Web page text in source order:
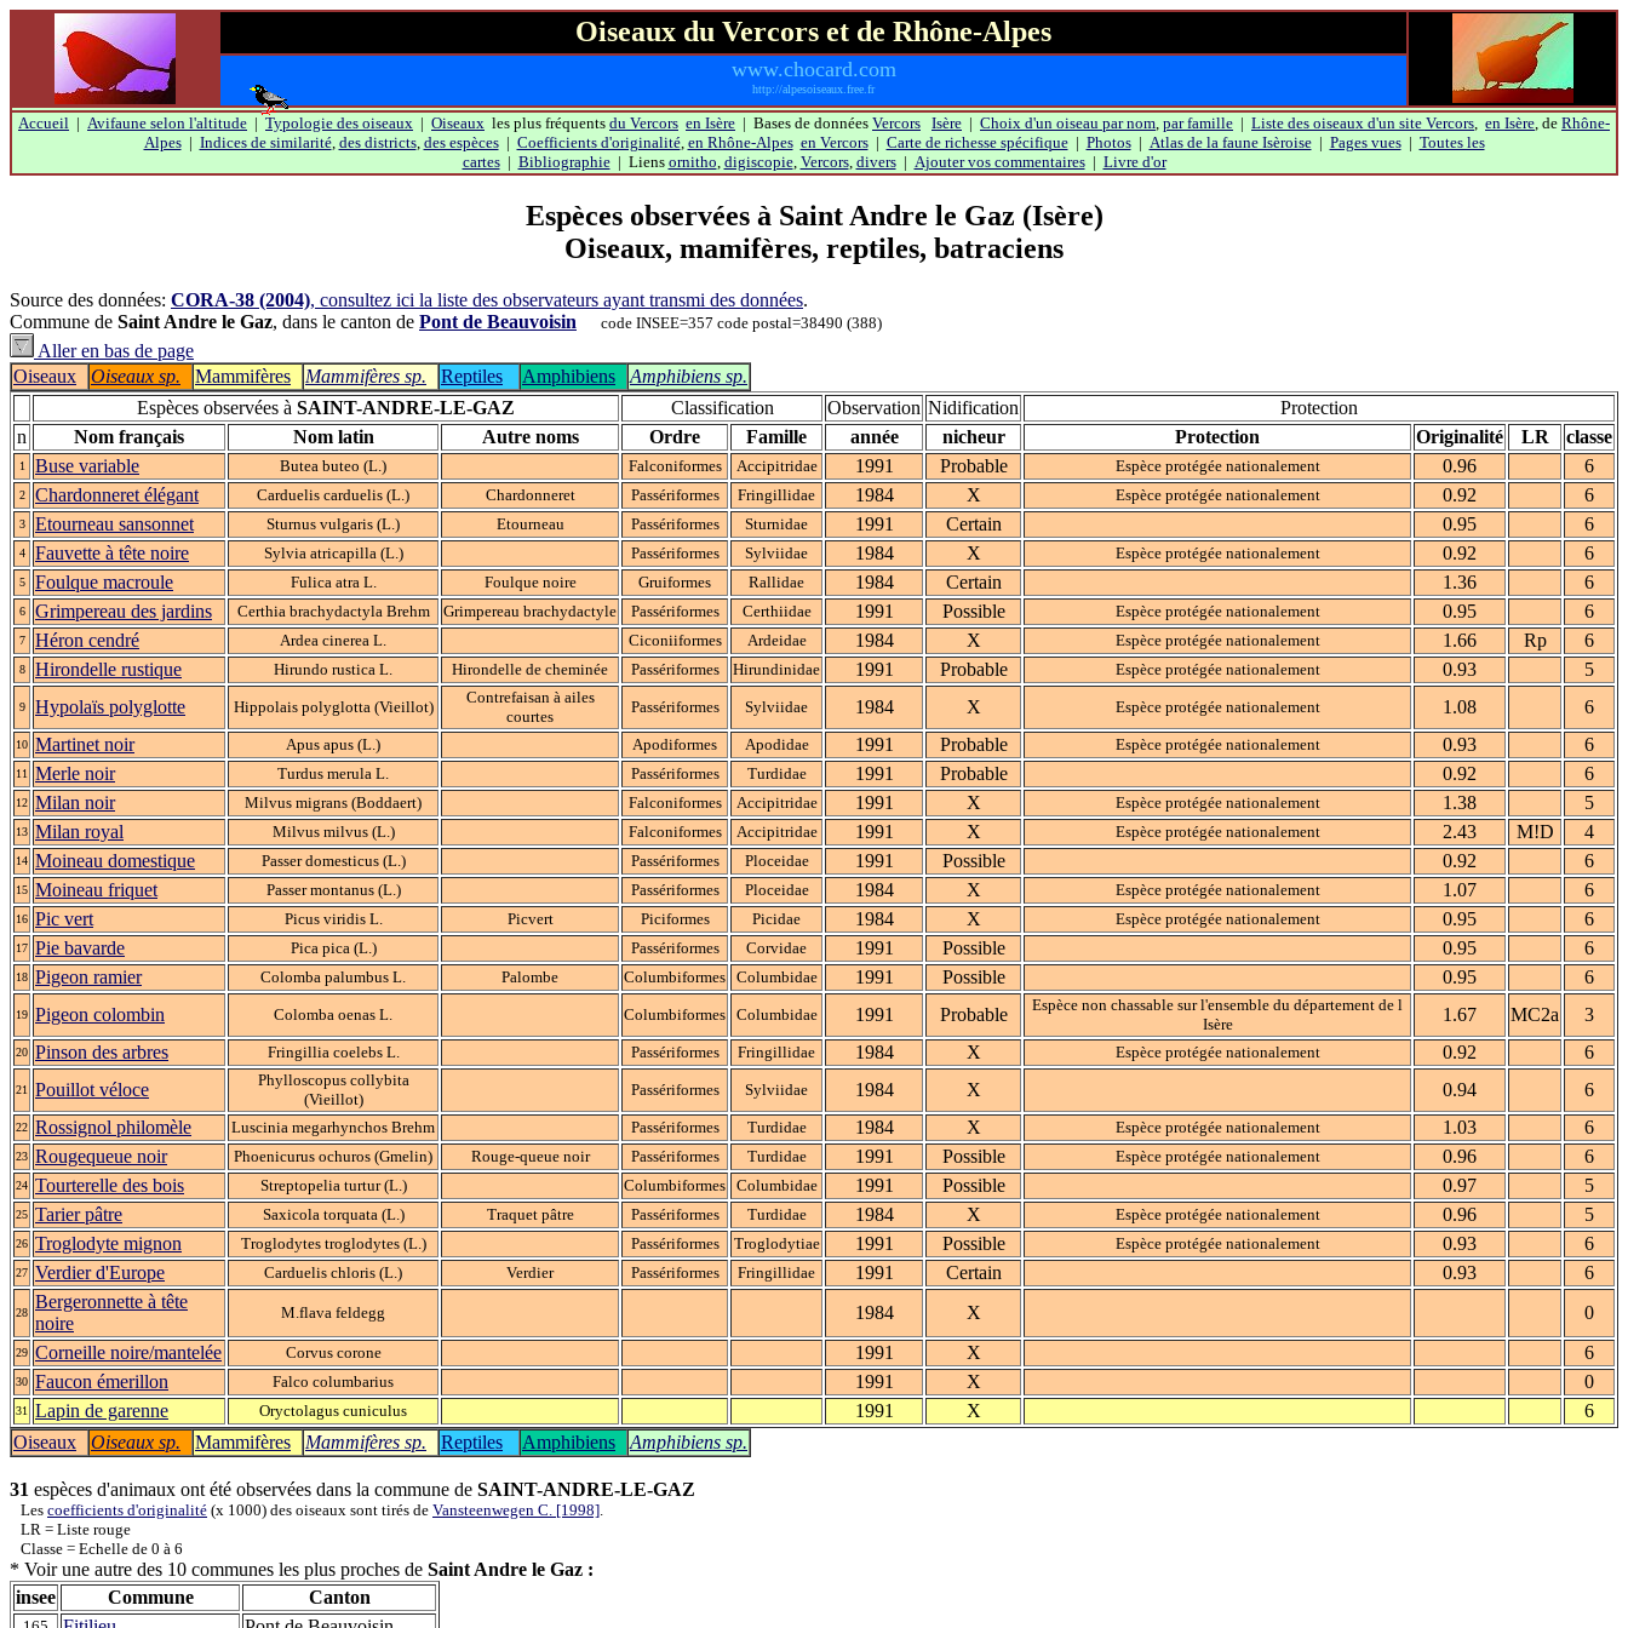
Oiseaux du Vercors et de Rhône-Alpes
www.chocard.com
http://alpesoiseaux.free.fr
Accueil | Avifaune selon l'altitude | Typologie des oiseaux | Oiseaux les plus fréquents du Vercors en Isère | Bases de données Vercors Isère | Choix d'un oiseau par nom, par famille | Liste des oiseaux d'un site Vercors, en Isère, de Rhône-
Alpes| Indices de similarité, des districts, des espèces| Coefficients d'originalité, en Rhône-Alpes en Vercors| Carte de richesse spécifique| Photos| Atlas de la faune Isèroise| Pages vues| Toutes les
cartes| Bibliographie| Liens ornitho, digiscopie, Vercors, divers| Ajouter vos commentaires| Livre d'or
Espèces observées à Saint Andre le Gaz (Isère)
Oiseaux, mamifères, reptiles, batraciens
Source des données: CORA-38 (2004), consultez ici la liste des observateurs ayant transmi des données.
Commune de Saint Andre le Gaz, dans le canton de Pont de Beauvoisin code INSEE=357 code postal=38490 (388)
Aller en bas de page
Oiseaux
Oiseaux sp. Mammifères Mammifères sp. Reptiles Amphibiens
Amphibiens sp.
Espèces observées à SAINT-ANDRE-LE-GAZ Classification Observation Nidification
Protection
n
Nom français Nom latin Autre noms Ordre Famille année nicheur Protection Originalité LR classe
1 Buse variable Butea buteo (L.) Falconiformes Accipitridae 1991 Probable Espèce protégée nationalement 0.96 6
2 Chardonneret élégant Carduelis carduelis (L.) Chardonneret Passériformes Fringillidae 1984 X Espèce protégée nationalement 0.92 6
3 Etourneau sansonnet Sturnus vulgaris (L.) Etourneau Passériformes Sturnidae 1991 Certain 0.95 6
4 Fauvette à tête noire Sylvia atricapilla (L.) Passériformes Sylviidae 1984 X Espèce protégée nationalement 0.92 6
5 Foulque macroule Fulica atra L. Foulque noire Gruiformes Rallidae 1984 Certain 1.36 6
6 Grimpereau des jardins Certhia brachydactyla Brehm Grimpereau brachydactyle Passériformes Certhiidae 1991 Possible Espèce protégée nationalement 0.95 6
7 Héron cendré Ardea cinerea L. Ciconiiformes Ardeidae 1984 X Espèce protégée nationalement 1.66 Rp 6
8 Hirondelle rustique Hirundo rustica L. Hirondelle de cheminée Passériformes Hirundinidae 1991 Probable Espèce protégée nationalement 0.93 5
9 Hypolaïs polyglotte Hippolais polyglotta (Vieillot)
Contrefaisan à ailes
courtes
Passériformes Sylviidae 1984 X Espèce protégée nationalement 1.08 6
10 Martinet noir Apus apus (L.) Apodiformes Apodidae 1991 Probable Espèce protégée nationalement 0.93 6
11 Merle noir Turdus merula L. Passériformes Turdidae 1991 Probable 0.92 6
12 Milan noir Milvus migrans (Boddaert) Falconiformes Accipitridae 1991 X Espèce protégée nationalement 1.38 5
13 Milan royal Milvus milvus (L.) Falconiformes Accipitridae 1991 X Espèce protégée nationalement 2.43 M!D 4
14 Moineau domestique Passer domesticus (L.) Passériformes Ploceidae 1991 Possible 0.92 6
15 Moineau friquet Passer montanus (L.) Passériformes Ploceidae 1984 X Espèce protégée nationalement 1.07 6
16 Pic vert Picus viridis L. Picvert Piciformes Picidae 1984 X Espèce protégée nationalement 0.95 6
17 Pie bavarde Pica pica (L.) Passériformes Corvidae 1991 Possible 0.95 6
18 Pigeon ramier Colomba palumbus L. Palombe Columbiformes Columbidae 1991 Possible 0.95 6
19 Pigeon colombin Colomba oenas L. Columbiformes Columbidae 1991 Probable
Espèce non chassable sur l'ensemble du département de l
Isère
1.67 MC2a 3
20 Pinson des arbres Fringillia coelebs L. Passériformes Fringillidae 1984 X Espèce protégée nationalement 0.92 6
21 Pouillot véloce
Phylloscopus collybita
(Vieillot)
Passériformes Sylviidae 1984 X 0.94 6
22 Rossignol philomèle Luscinia megarhynchos Brehm Passériformes Turdidae 1984 X Espèce protégée nationalement 1.03 6
23 Rougequeue noir Phoenicurus ochuros (Gmelin) Rouge-queue noir Passériformes Turdidae 1991 Possible Espèce protégée nationalement 0.96 6
24 Tourterelle des bois Streptopelia turtur (L.) Columbiformes Columbidae 1991 Possible 0.97 5
25 Tarier pâtre Saxicola torquata (L.) Traquet pâtre Passériformes Turdidae 1984 X Espèce protégée nationalement 0.96 5
26 Troglodyte mignon Troglodytes troglodytes (L.) Passériformes Troglodytiae 1991 Possible Espèce protégée nationalement 0.93 6
27 Verdier d'Europe Carduelis chloris (L.) Verdier Passériformes Fringillidae 1991 Certain 0.93 6
28
Bergeronnette à tête
noire
M.flava feldegg 1984 X 0
29 Corneille noire/mantelée Corvus corone 1991 X 6
30 Faucon émerillon Falco columbarius 1991 X 0
31 Lapin de garenne Oryctolagus cuniculus 1991 X
6
Oiseaux
Oiseaux sp. Mammifères Mammifères sp. Reptiles Amphibiens Amphibiens sp.
31 espèces d'animaux ont été observées dans la commune de SAINT-ANDRE-LE-GAZ
Les coefficients d'originalité (x 1000) des oiseaux sont tirés de Vansteenwegen C. [1998]
LR = Liste rouge
Classe = Echelle de 0 à 6
* Voir une autre des 10 communes les plus proches de Saint Andre le Gaz :
insee
Commune Canton